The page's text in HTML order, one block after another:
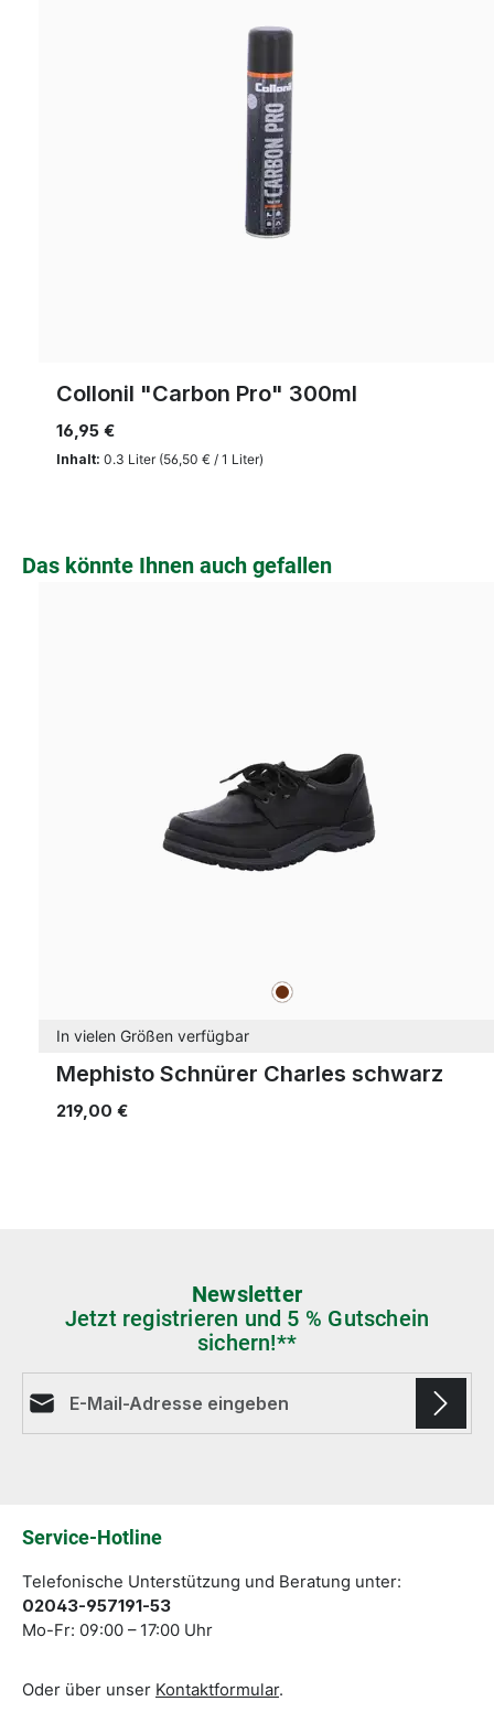
Collonil "Carbon Pro" 300ml
Inhalt: 0.3 Liter (56,50 € / 1 Liter)
16,95 €
Produktgalerie überspringen
Das könnte Ihnen auch gefallen
braun
In vielen Größen verfügbar
Mephisto Schnürer Charles schwarz
219,00 €
Newsletter
Jetzt registrieren und 5 % Gutschein
sichern!**
Service-Hotline
Telefonische Unterstützung und Beratung unter:
02043-957191-53
Mo-Fr: 09:00 – 17:00 Uhr
Oder über unser Kontaktformular.